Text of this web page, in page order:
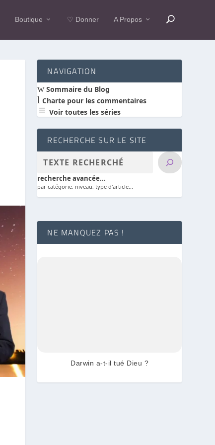
Boutique ♡ Donner A Propos
NAVIGATION
wSommaire du Blog
l Charte pour les commentaires
a Voir toutes les séries
RECHERCHE SUR LE SITE
recherche avancée...
par catégorie, niveau, type d'article...
NE MANQUEZ PAS !
Darwin a-t-il tué Dieu ?